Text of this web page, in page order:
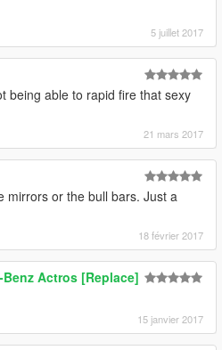
5 juillet 2017
being able to rapid fire that sexy
21 mars 2017
mirrors or the bull bars. Just a
18 février 2017
Actros [Replace]
15 janvier 2017